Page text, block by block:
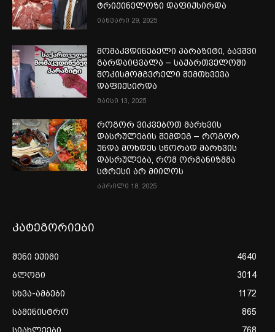
ტრიქინელოზი დაფიქსირდა
იანვარი 29, 2025
მომაკვდინებელი პარაზიტი, ბავშვი
გარდაიცვალა – საქართველოში
შოკისმომგვრელი შემთხვევა
დაფიქსირდა
მაისი 13, 2025
როგორ ვიკვებოთ მარხვის
დასრულების შემდეგ – როგორ
უნდა მოხდეს სწორად მარხვის
დასრულება, რომ ორგანიზმმა
სტრესი არ მიიღოს
აპრილი 18, 2025
კატეგორიები
შენი ექიმი
4640
ბლოგი
3014
სხვა-ამბები
1172
სამინისტრო
865
სიახლეები
768